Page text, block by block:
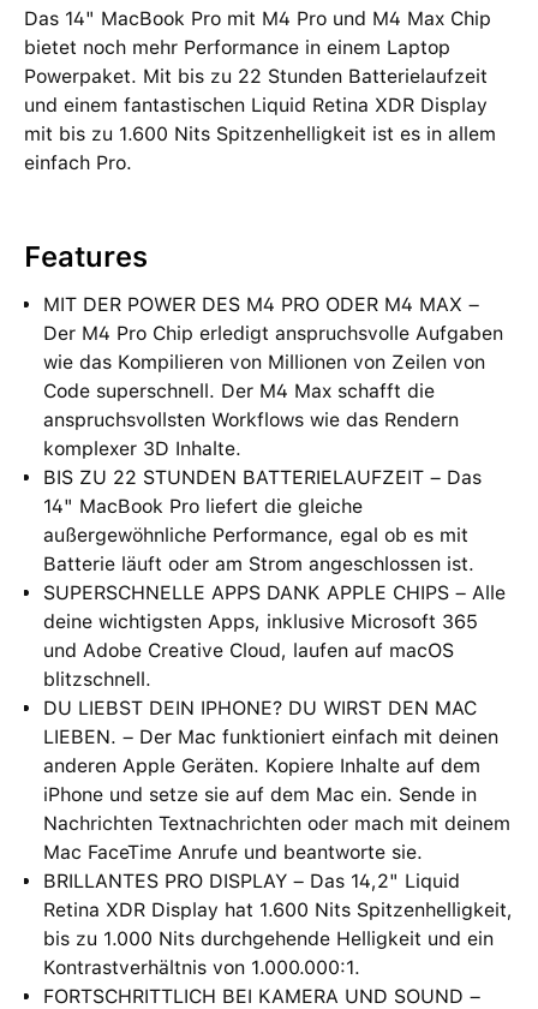
Das 14" MacBook Pro mit M4 Pro und M4 Max Chip
bietet noch mehr Performance in einem Laptop
Powerpaket. Mit bis zu 22 Stunden Batterielaufzeit
und einem fantastischen Liquid Retina XDR Display
mit bis zu 1.600 Nits Spitzenhelligkeit ist es in allem
einfach Pro.
Features
MIT DER POWER DES M4 PRO ODER M4 MAX –
Der M4 Pro Chip erledigt anspruchsvolle Aufgaben
wie das Kompilieren von Millionen von Zeilen von
Code superschnell. Der M4 Max schafft die
anspruchsvollsten Workflows wie das Rendern
komplexer 3D Inhalte.
BIS ZU 22 STUNDEN BATTERIELAUFZEIT – Das
14" MacBook Pro liefert die gleiche
außergewöhnliche Performance, egal ob es mit
Batterie läuft oder am Strom angeschlossen ist.
SUPERSCHNELLE APPS DANK APPLE CHIPS – Alle
deine wichtigsten Apps, inklusive Microsoft 365
und Adobe Creative Cloud, laufen auf macOS
blitzschnell.
DU LIEBST DEIN IPHONE? DU WIRST DEN MAC
LIEBEN. – Der Mac funktioniert einfach mit deinen
anderen Apple Geräten. Kopiere Inhalte auf dem
iPhone und setze sie auf dem Mac ein. Sende in
Nachrichten Textnachrichten oder mach mit deinem
Mac FaceTime Anrufe und beantworte sie.
BRILLANTES PRO DISPLAY – Das 14,2" Liquid
Retina XDR Display hat 1.600 Nits Spitzenhelligkeit,
bis zu 1.000 Nits durchgehende Helligkeit und ein
Kontrastverhältnis von 1.000.000:1.
FORTSCHRITTLICH BEI KAMERA UND SOUND –